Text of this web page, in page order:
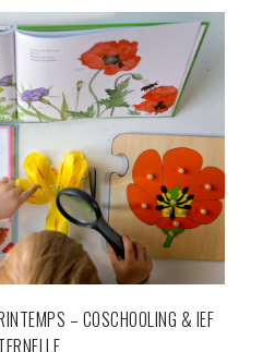
– COSCHOOLING & IEF